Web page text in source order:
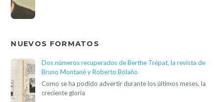
NUEVOS FORMATOS
Dos números recuperados de Berthe Trépat, la revista de
Bruno Montané y Roberto Bolaño
Como se ha podido advertir durante los últimos meses, la
creciente gloria